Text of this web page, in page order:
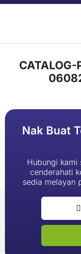
CATALOG-
Nak Buat
Hubungi kami
cenderahati
sedia melayan